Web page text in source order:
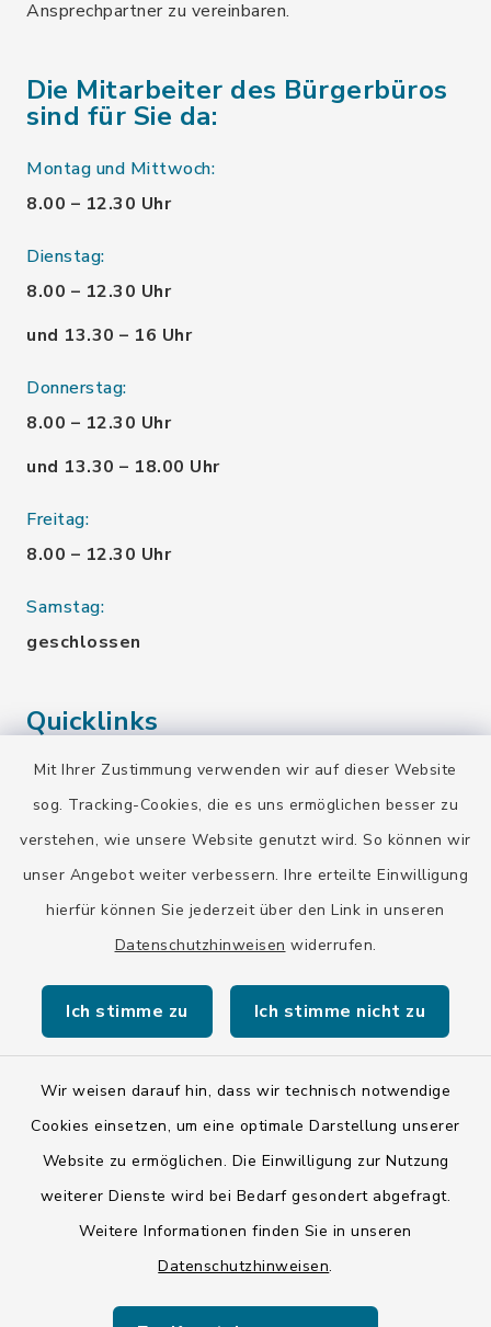
Mit Ihrer Zustimmung verwenden wir auf dieser Website
sog. Tracking-Cookies, die es uns ermöglichen besser zu
verstehen, wie unsere Website genutzt wird. So können wir
unser Angebot weiter verbessern. Ihre erteilte Einwilligung
hierfür können Sie jederzeit über den Link in unseren
Datenschutzhinweisen widerrufen.
Ich stimme zu Ich stimme nicht zu
Wir weisen darauf hin, dass wir technisch notwendige
Cookies einsetzen, um eine optimale Darstellung unserer
Website zu ermöglichen. Die Einwilligung zur Nutzung
weiterer Dienste wird bei Bedarf gesondert abgefragt.
Weitere Informationen finden Sie in unseren
Datenschutzhinweisen.
Ansprechpartner zu vereinbaren.
Die Mitarbeiter des Bürgerbüros
sind für Sie da:
Montag und Mittwoch:
8.00 – 12.30 Uhr
Dienstag:
8.00 – 12.30 Uhr
und 13.30 – 16 Uhr
Donnerstag:
8.00 – 12.30 Uhr
und 13.30 – 18.00 Uhr
Freitag:
8.00 – 12.30 Uhr
Samstag:
geschlossen
Quicklinks
Landratsamt Bad Tölz-Wolfratshausen
Bayern-Fahrplan
BayernPortal
Kontakt
Barrierefreiheit
Impressum
LSI-Siegel